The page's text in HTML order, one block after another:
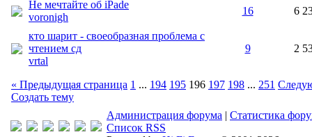
Не мечтайте об iPade
voronigh
16 6
кто шарит - своеобразная проблема с
чтением сд
vrtal
9 2
« Предыдущая страница 1 ... 194 195 196 197 198 ... 251
Создать тему
Администрация форума | Статистика
Список RSS